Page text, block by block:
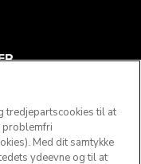
tredjepartscookies til at
problemfri
Med dit samtykke
ydeevne og til at